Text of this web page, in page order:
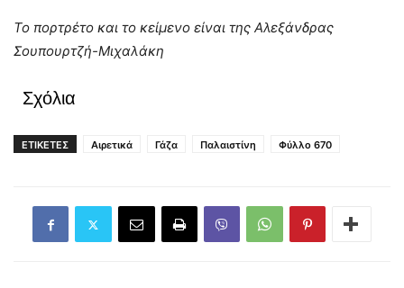
Το πορτρέτο και το κείμενο είναι της Αλεξάνδρας
Σουπουρτζή-Μιχαλάκη
Σχόλια
ΕΤΙΚΕΤΕΣ Αιρετικά Γάζα Παλαιστίνη Φύλλο 670